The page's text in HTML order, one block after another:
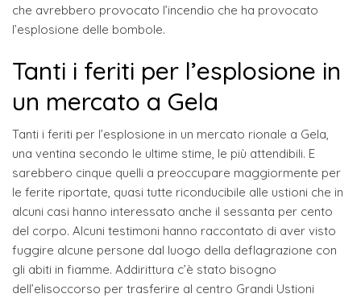
che avrebbero provocato l’incendio che ha provocato
l’esplosione delle bombole.
Tanti i feriti per l’esplosione in
un mercato a Gela
Tanti i feriti per l’esplosione in un mercato rionale a Gela,
una ventina secondo le ultime stime, le più attendibili. E
sarebbero cinque quelli a preoccupare maggiormente per
le ferite riportate, quasi tutte riconducibile alle ustioni che in
alcuni casi hanno interessato anche il sessanta per cento
del corpo. Alcuni testimoni hanno raccontato di aver visto
fuggire alcune persone dal luogo della deflagrazione con
gli abiti in fiamme. Addirittura c’è stato bisogno
dell’elisoccorso per trasferire al centro Grandi Ustioni